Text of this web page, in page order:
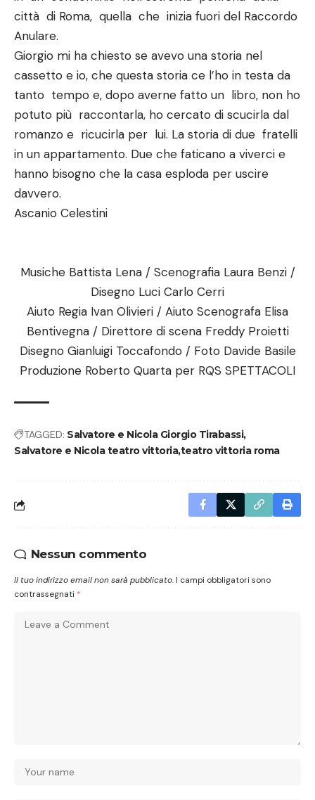
città di Roma, quella che inizia fuori del Raccordo
Anulare.
Giorgio mi ha chiesto se avevo una storia nel
cassetto e io, che questa storia ce l’ho in testa da
tanto tempo e, dopo averne fatto un libro, non ho
potuto più raccontarla, ho cercato di scucirla dal
romanzo e ricucirla per lui. La storia di due fratelli
in un appartamento. Due che faticano a viverci e
hanno bisogno che la casa esploda per uscire
davvero.
Ascanio Celestini
Musiche Battista Lena / Scenografia Laura Benzi /
Disegno Luci Carlo Cerri
Aiuto Regia Ivan Olivieri / Aiuto Scenografa Elisa
Bentivegna / Direttore di scena Freddy Proietti
Disegno Gianluigi Toccafondo / Foto Davide Basile
Produzione Roberto Quarta per RQS SPETTACOLI
TAGGED: Salvatore e Nicola Giorgio Tirabassi
Salvatore e Nicola teatro vittoriateatro vittoria roma
Nessun commento
Il tuo indirizzo email non sarà pubblicato. I campi obbligatori sono
contrassegnati *